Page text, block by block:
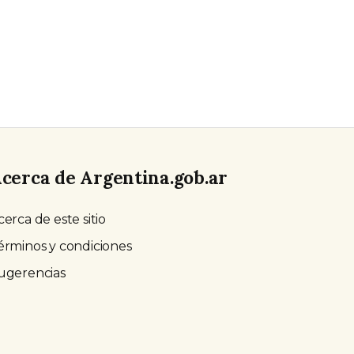
de Argentina.gob.ar
de este sitio
y condiciones